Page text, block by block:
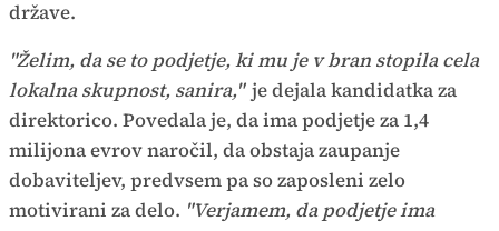
države.
"Želim, da se to podjetje, ki mu je v bran stopila cela
lokalna skupnost, sanira," je dejala kandidatka za
direktorico. Povedala je, da ima podjetje za 1,4
milijona evrov naročil, da obstaja zaupanje
dobaviteljev, predvsem pa so zaposleni zelo
motivirani za delo. "Verjamem, da podjetje ima